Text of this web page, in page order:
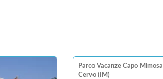
Parco Vacanze Capo Mimosa
Cervo (IM)